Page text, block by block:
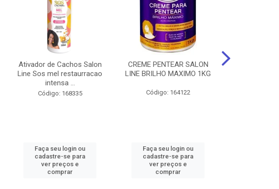
Ativador de Cachos Salon
Line Sos mel restaurracao
intensa ...
Código: 168335
Faça seu login ou
cadastre-se para
ver preços e
comprar
CREME PENTEAR SALON
LINE BRILHO MAXIMO 1KG
Código: 164122
Faça seu login ou
cadastre-se para
ver preços e
comprar